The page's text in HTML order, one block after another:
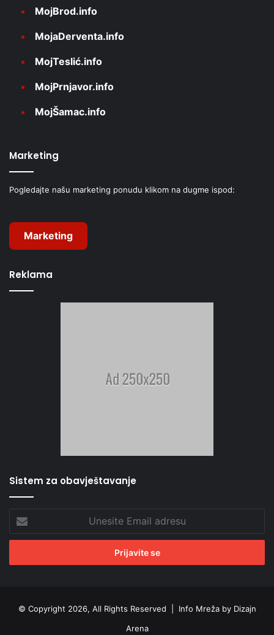
MojBrod.info
MojaDerventa.info
MojTeslić.info
MojPrnjavor.info
MojŠamac.info
Marketing
Pogledajte našu marketing ponudu klikom na dugme ispod:
Marketing
Reklama
Sistem za obavještavanje
Unesite
Email
adresu
© Copyright 2026, All Rights Reserved | Info Mreža by Dizajn
Arena